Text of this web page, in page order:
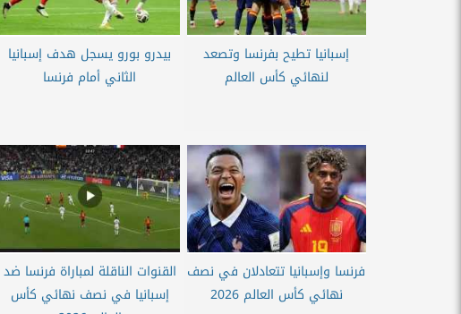
إسبانيا تطيح بفرنسا وتصعد
لنهائي كأس العالم
بيدرو بورو يسجل هدف إسبانيا
الثاني أمام فرنسا
فرنسا وإسبانيا تتعادلان في نصف
نهائي كأس العالم 2026
القنوات الناقلة لمباراة فرنسا ضد
إسبانيا في نصف نهائي كأس